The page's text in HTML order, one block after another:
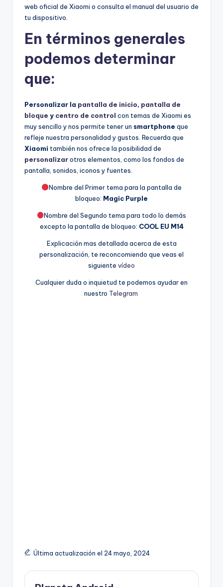
web oficial de Xiaomi o consulta el manual del usuario de
tu dispositivo.
En términos generales
podemos determinar
que:
Personalizar la pantalla de inicio, pantalla de
bloque y centro de control con temas de Xiaomi es
muy sencillo y nos permite tener un smartphone que
refleje nuestra personalidad y gustos. Recuerda que
Xiaomi también nos ofrece la posibilidad de
personalizarotros elementos, como los fondos de
pantalla, sonidos, iconos y fuentes.
Nombre del Primer tema para la pantalla de
bloqueo: Magic Purple
Nombre del Segundo tema para todo lo demás
excepto la pantalla de bloqueo: COOL EU M14
Explicación mas detallada acerca de esta
personalización, te reconcomiendo que veas el
siguiente vídeo
Cualquier duda o inquietud te podemos ayudar en
nuestro Telegram
Última actualización el 24 mayo, 2024